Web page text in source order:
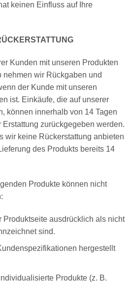
keinen Einfluss auf Ihre
Kunden mit unseren Produkten
nehmen wir Rückgaben und
der Kunde mit unseren
ist. Einkäufe, die auf unserer
können innerhalb von 14 Tagen
zurückgegeben werden.
wir keine Rückerstattung anbieten
des Produkts bereits 14
Produkte können nicht
Produktseite ausdrücklich als nicht
sind.
hergestellt
Produkte (z. B.